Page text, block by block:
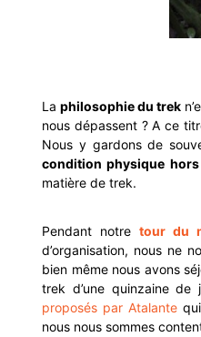
La philosophie du trek
nous dépassent ? A ce
Nous y gardons de
condition physique
matière de trek.
Pendant notre tour du
d’organisation, nous ne
bien même nous avons
trek d’une quinzaine
proposés par Atalantequi
nous nous sommes